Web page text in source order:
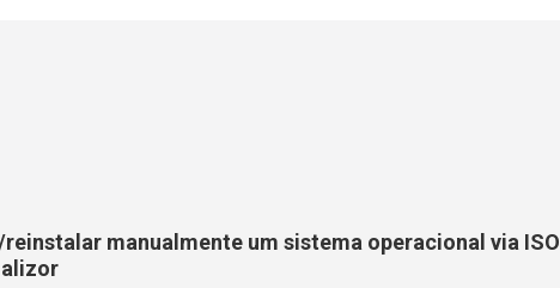
manualmente um sistema operacional via ISO